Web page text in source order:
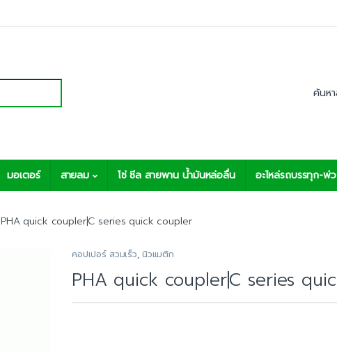
มอเตอร์ สายลม โซ่ ซีล สายพาน น้ำมันหล่อลื่น อะไหล่รถบรรทุก-พ่
PHA quick coupler|C series quick coupler
คอปเปอร์ สวมเร็ว, นิวแมติก
PHA quick coupler|C series